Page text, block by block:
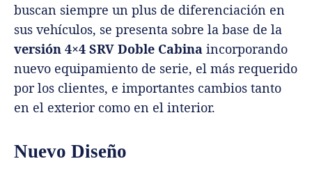
buscan siempre un plus de diferenciación en
sus vehículos, se presenta sobre la base de la
versión 4×4 SRV Doble Cabina incorporando
nuevo equipamiento de serie, el más requerido
por los clientes, e importantes cambios tanto
en el exterior como en el interior.
Nuevo Diseño